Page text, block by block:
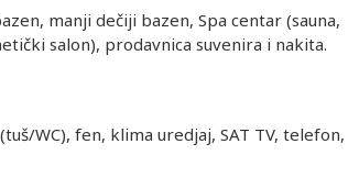
manji dečiji bazen, Spa centar (sauna,
salon), prodavnica suvenira i nakita.
WC), fen, klima uredjaj, SAT TV, telefon,